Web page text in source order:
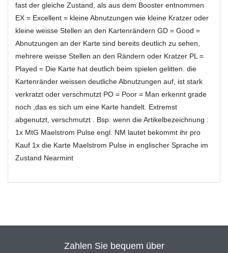
fast der gleiche Zustand, als aus dem Booster entnommen
EX = Excellent = kleine Abnutzungen wie kleine Kratzer oder
kleine weisse Stellen an den Kartenrändern GD = Good =
Abnutzungen an der Karte sind bereits deutlich zu sehen,
mehrere weisse Stellen an den Rändern oder Kratzer PL =
Played = Die Karte hat deutlich beim spielen gelitten. die
Kartenränder weissen deutliche Abnutzungen auf, ist stark
verkratzt oder verschmutzt PO = Poor = Man erkennt grade
noch ,das es sich um eine Karte handelt. Extremst
abgenutzt, verschmutzt . Bsp: wenn die Artikelbezeichnung :
1x MtG Maelstrom Pulse engl. NM lautet bekommt ihr pro
Kauf 1x die Karte Maelstrom Pulse in englischer Sprache im
Zustand Nearmint
Zahlen Sie bequem über